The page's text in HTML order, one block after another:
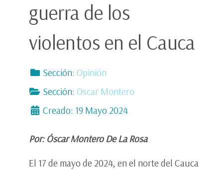
guerra de los
violentos en el Cauca
Sección: Opinión
Sección: Oscar Montero
Creado: 19 Mayo 2024
Por: Óscar Montero De La Rosa
El 17 de mayo de 2024, en el norte del Cauca